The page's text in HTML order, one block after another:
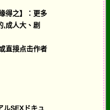
得之】：更多
,成人大、剧
接点击作者
ルSEXドキュ